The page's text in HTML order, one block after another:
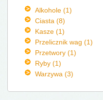
Alkohole (1)
Ciasta (8)
Kasze (1)
Przelicznik wag (1)
Przetwory (1)
Ryby (1)
Warzywa (3)